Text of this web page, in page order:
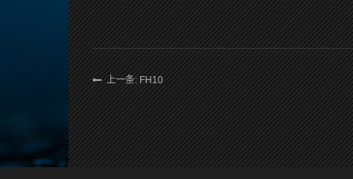
上一条: FH10